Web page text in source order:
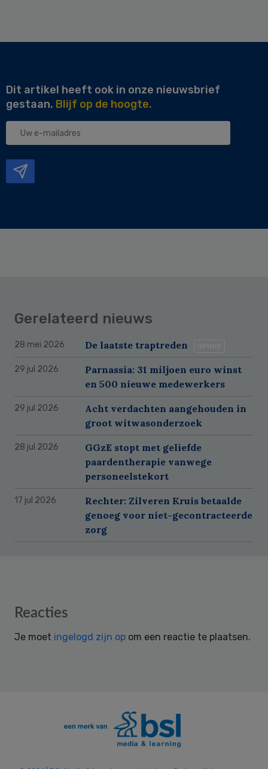
Dit artikel heeft ook in onze nieuwsbrief
gestaan. Blijf op de hoogte.
Uw
Gerelateerd nieuws
28 mei 2026 De laatste traptreden
29 jul 2026
Parnassia: 31 miljoen euro winst
en 500 nieuwe medewerkers
29 jul 2026
Acht verdachten aangehouden in
groot witwasonderzoek
28 jul 2026
GGzE stopt met geliefde
paardentherapie vanwege
personeelstekort
17 jul 2026
Rechter: Zilveren Kruis betaalde
genoeg voor niet-gecontracteerde
zorg
Reader
Reacties
Je moet ingelogd zijn op om een reactie te plaatsen.